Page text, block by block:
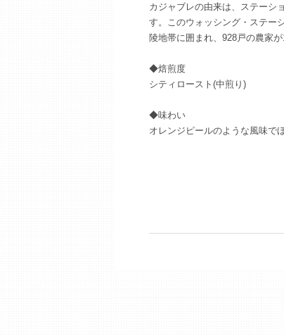
カジャブレの由来は、ステーシ
す。このウォッシング・ステー
陵地帯に囲まれ、928戸の農家
◆焙煎度
シティロースト(中煎り)
◆味わい
オレンジピールのような風味で